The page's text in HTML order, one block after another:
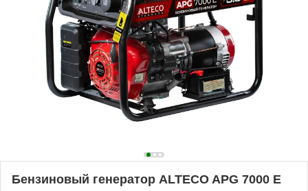
Бензиновый генератор ALTECO APG 7000 E